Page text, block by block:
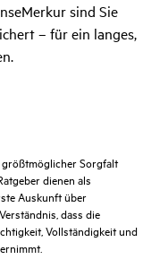
sind Sie
– für ein langes,
Sorgfalt
dienen als
Auskunft über
dass die
Vollständigkeit und